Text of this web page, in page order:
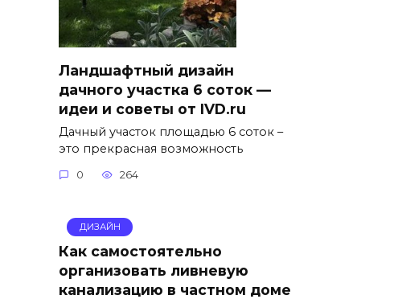
Ландшафтный дизайн
дачного участка 6 соток —
идеи и советы от IVD.ru
Дачный участок площадью 6 соток –
это прекрасная возможность
0 264
ДИЗАЙН
Как самостоятельно
организовать ливневую
канализацию в частном доме